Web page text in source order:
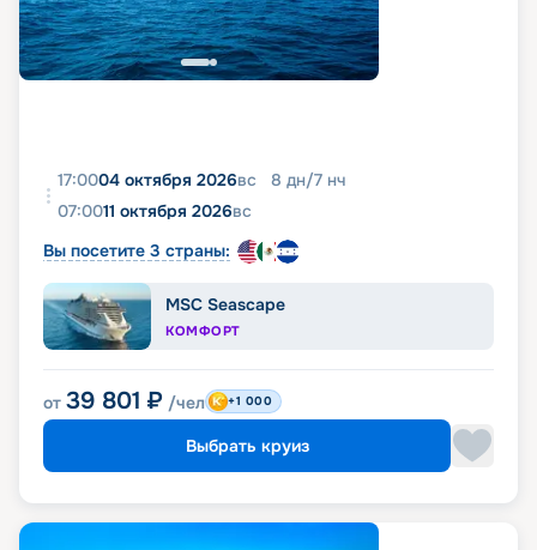
17:0004 октября 2026вс 8 дн/7 нч
07:0011 октября 2026вс
Вы посетите 3 страны:
MSC Seascape
КОМФОРТ
от 39 801 ₽ /чел +1 000
Выбрать круиз